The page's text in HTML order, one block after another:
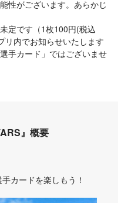
性がございます。あらかじ
定です（1枚100円(税込
リ内でお知らせいたします
手カード」ではございませ
』概要
カードを楽しもう！